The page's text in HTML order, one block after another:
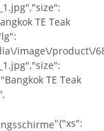
TE Teak
image\/product\/
TE Teak
"{"xs":